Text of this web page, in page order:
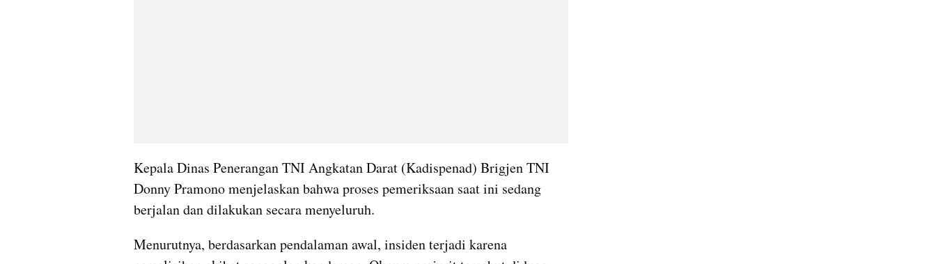
Kepala Dinas Penerangan TNI Angkatan Darat (Kadispenad) Brigjen TNI
Donny Pramono menjelaskan bahwa proses pemeriksaan saat ini sedang
berjalan dan dilakukan secara menyeluruh.
Menurutnya, berdasarkan pendalaman awal, insiden terjadi karena